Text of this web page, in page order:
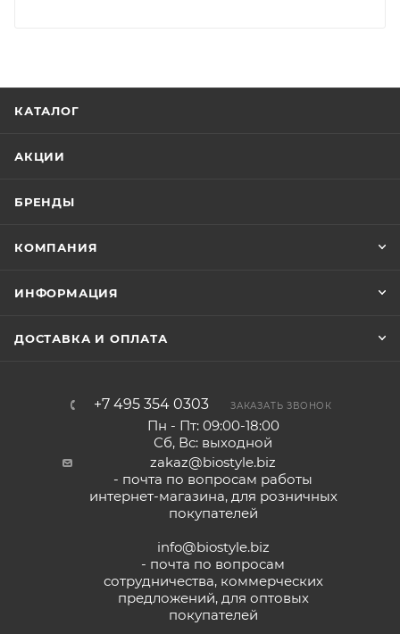
КАТАЛОГ
АКЦИИ
БРЕНДЫ
КОМПАНИЯ
ИНФОРМАЦИЯ
ДОСТАВКА И ОПЛАТА
+7 495 354 0303 ЗАКАЗАТЬ ЗВОНОК
Пн - Пт: 09:00-18:00
Сб, Вс: выходной
zakaz@biostyle.biz
- почта по вопросам работы
интернет-магазина, для розничных
покупателей
info@biostyle.biz
- почта по вопросам
сотрудничества, коммерческих
предложений, для оптовых
покупателей